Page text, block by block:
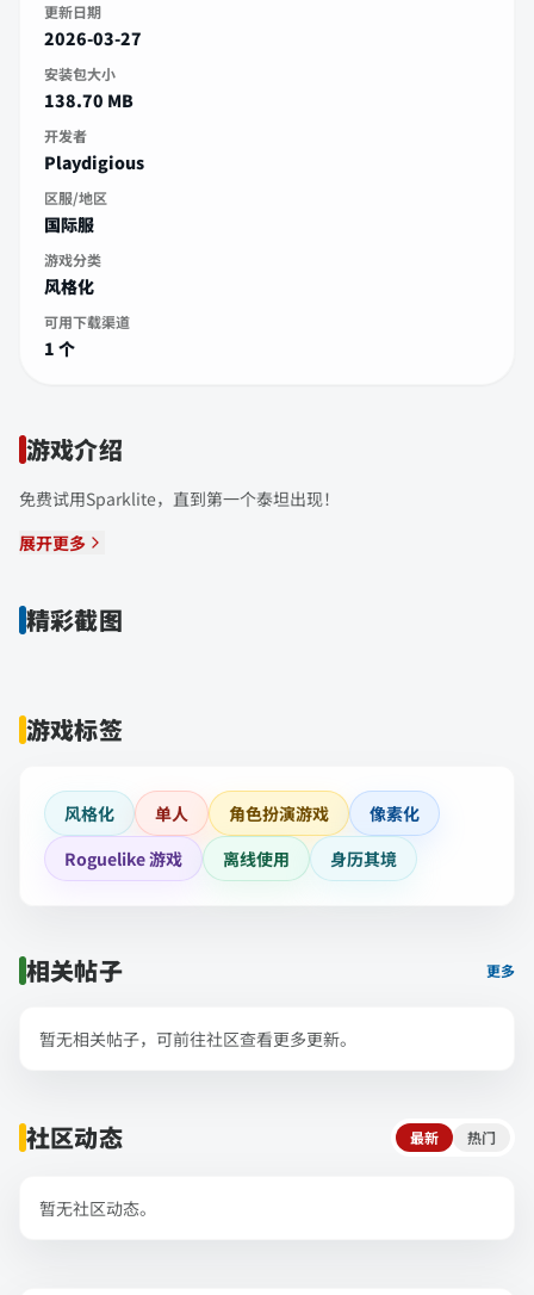
更新日期
2026-03-27
安装包大小
138.70 MB
开发者
Playdigious
区服/地区
国际服
游戏分类
风格化
可用下载渠道
1 个
游戏介绍
免费试用Sparklite，直到第一个泰坦出现！
展开更多
精彩截图
游戏标签
风格化 单人 角色扮演游戏
像素化
Roguelike 游戏
离线使用 身历其境
相关帖子 更多
暂无相关帖子，可前往社区查看更多更新。
社区动态 最新 热门
暂无社区动态。